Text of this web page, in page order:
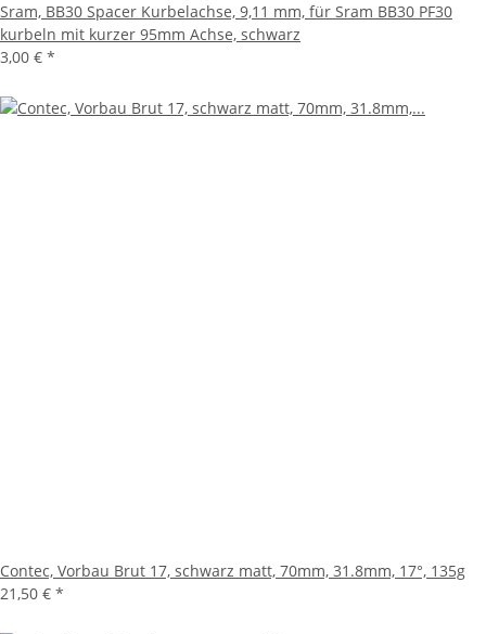
Sram, BB30 Spacer Kurbelachse, 9,11 mm, für Sram BB30 PF30
kurbeln mit kurzer 95mm Achse, schwarz
3,00 € *
Contec, Vorbau Brut 17, schwarz matt, 70mm, 31.8mm, 17°, 135g
21,50 € *